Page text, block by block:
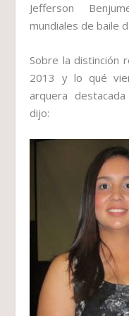
Jefferson
mundiales de baile
Sobre la distinción
2013 y lo qué
arquera
dijo: